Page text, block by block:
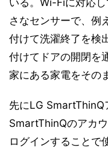
いる。Wi-Fiに対応
さなセンサーで、例
付けて洗濯終了を検
付けてドアの開閉を
家にある家電をその
先にLG SmartThinQ
SmartThinQのアカ
ログインすることで